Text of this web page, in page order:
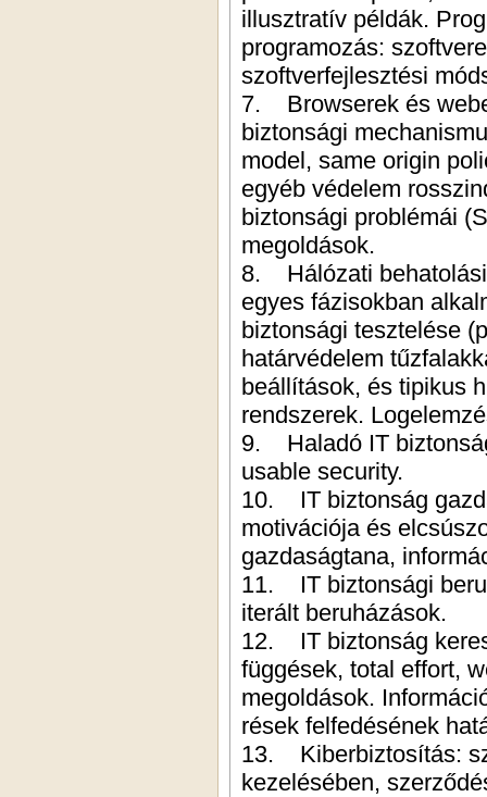
illusztratív példák.
programozás:
szoftverfejlesztési
7. Browserek és
biztonsági
model, same origin
egyéb védelem
biztonsági problémái
megoldások.
8. Hálózati behatolási
egyes fázisokban
biztonsági tesztelése
határvédelem
beállítások, és tipikus
rendszerek.
9. Haladó IT
usable security.
10. IT biztonság
motivációja és
gazdaságtana,
11. IT biztonsági
iterált beruházások.
12. IT biztonság
függések, total effort,
megoldások.
rések felfedésének
13. Kiberbiztosítás:
kezelésében,